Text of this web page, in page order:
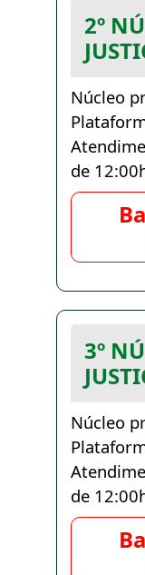
2º
Núcleo
de
3º
Núcleo
de